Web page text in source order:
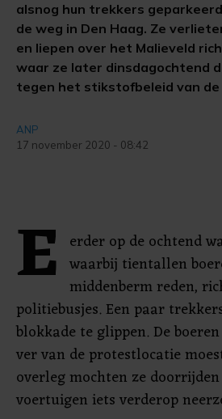
alsnog hun trekkers
de weg in Den Haag. Ze
en liepen over het Malieveld
waar ze later dinsdagochtend
tegen het stikstofbeleid van de
ANP
17 november 2020 - 08:42
E erder op de ochtend
waarbij tientallen
middenberm reden,
politiebusjes. Een paar
blokkade te glippen. De
ver van de protestlocatie
overleg mochten ze
voertuigen iets verderop